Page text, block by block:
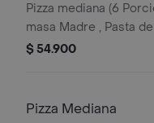
Pizza mediana (6
masa Madre , Pasta
queso, Chorizo
$ 54.900
Pizza Mediana